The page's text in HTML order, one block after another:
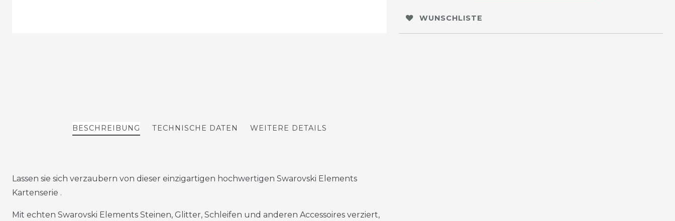
WUNSCHLISTE
BESCHREIBUNG TECHNISCHE DATEN WEITERE DETAILS
Lassen sie sich verzaubern von dieser einzigartigen hochwertigen Swarovski Elements
Kartenserie .
Mit echten Swarovski Elements Steinen, Glitter, Schleifen und anderen Accessoires verziert,